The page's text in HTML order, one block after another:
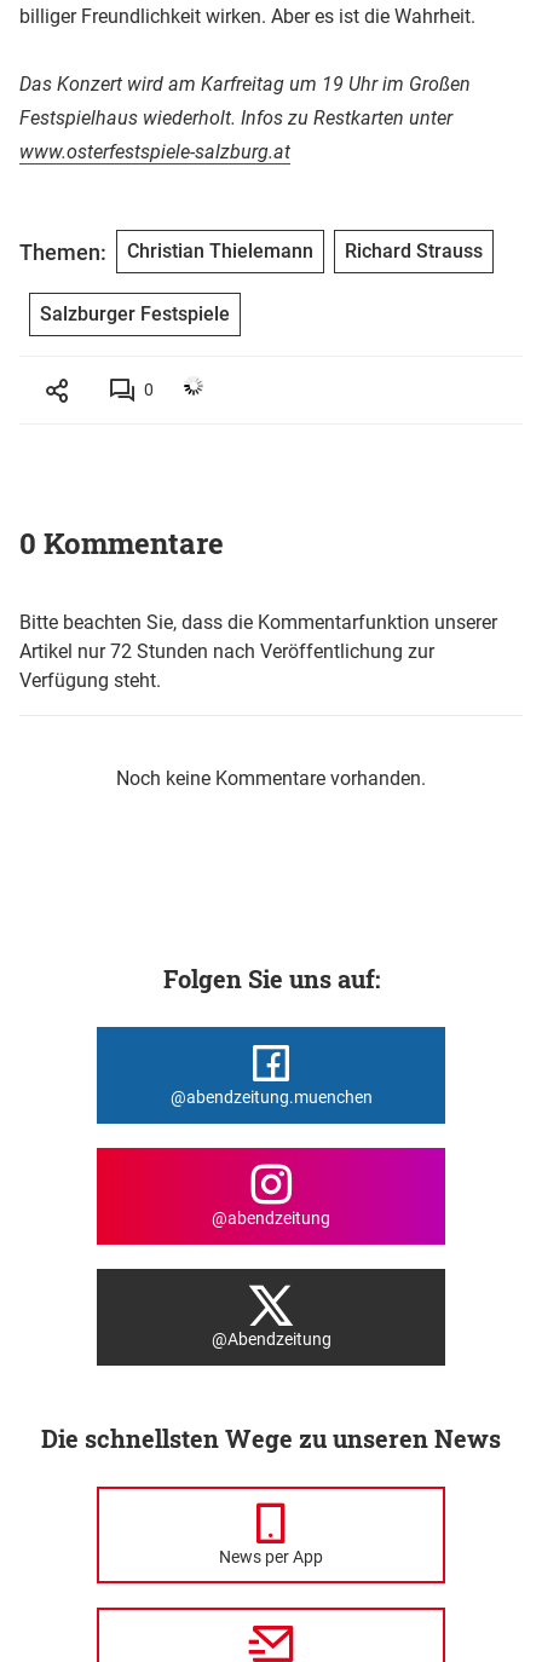
billiger Freundlichkeit wirken. Aber es ist die Wahrheit.
Das Konzert wird am Karfreitag um 19 Uhr im Großen
Festspielhaus wiederholt. Infos zu Restkarten unter
www.osterfestspiele-salzburg.at
Themen: Christian Thielemann Richard Strauss
Salzburger Festspiele
0
0 Kommentare
Bitte beachten Sie, dass die Kommentarfunktion unserer
Artikel nur 72 Stunden nach Veröffentlichung zur
Verfügung steht.
Noch keine Kommentare vorhanden.
Folgen Sie uns auf:
@abendzeitung.muenchen
@abendzeitung
@Abendzeitung
Die schnellsten Wege zu unseren News
News per App